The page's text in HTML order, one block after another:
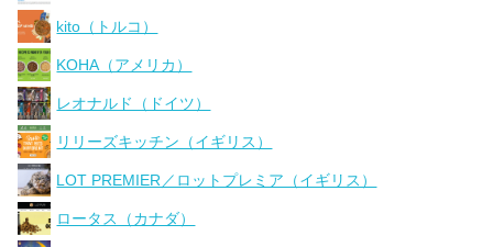
kito（トルコ）
KOHA（アメリカ）
レオナルド（ドイツ）
リリーズキッチン（イギリス）
LOT PREMIER／ロットプレミア（イギリス）
ロータス（カナダ）